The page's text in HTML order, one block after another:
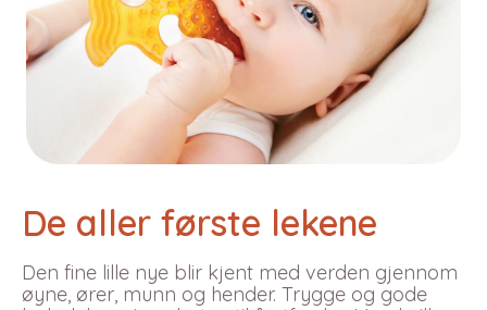
De aller første lekene
Den fine lille nye blir kjent med verden gjennom
øyne, ører, munn og hender. Trygge og gode